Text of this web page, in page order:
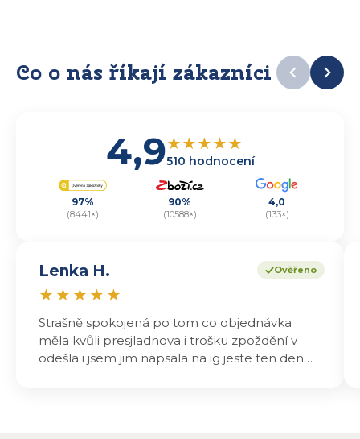
Co o nás říkají zákazníci
4,9★★★★★
510 hodnocení
97%
(8441×)
90%
(10588×)
4,0
(133×)
Ověřeno
Lenka H.
★ ★ ★ ★ ★
Strašně spokojená po tom co objednávka
měla kvůli presjladnova i trošku zpoždění v
odešla i jsem jim napsala na ig jeste ten den